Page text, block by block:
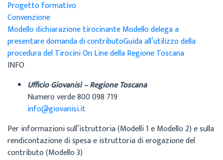
Progetto formativo
Convenzione
Modello dichiarazione tirocinanteModello delega a
presentare domanda di contributoGuida all’utilizzo della
procedura del Tirocini On Line della Regione Toscana
INFO
Ufficio Giovanisì – Regione Toscana
Numero verde 800 098 719
info@giovanisi.it
Per informazioni sull’istruttoria (Modelli 1 e Modello 2) e sulla
rendicontazione di spesa e istruttoria di erogazione del
contributo (Modello 3)